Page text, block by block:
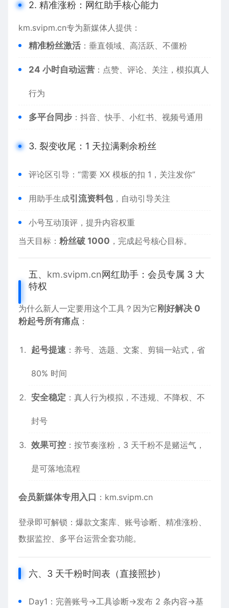
2. 精准涨粉：网红助手核心能力
km.svipm.cn专为新媒体人提供：
精准粉丝激活 ：垂直领域、高活跃、不僵粉
24 小时自动运营 ：点赞、评论、关注，模拟真人
行为
多平台同步 ：抖音、快手、小红书、视频号通用
3. 裂变收尾：1 天拉满剩余粉丝
评论区引导：“需要 XX 模板的扣 1，关注发你”
用助手生成引流资料包，自动引导关注
小号互动顶评，提升内容权重
当天目标： 粉丝破 1000 ，完成起号核心目标。
五、 km.svipm.cn 网红助手：会员专属 3 大
特权
为什么新人一定要用这个工具？因为它 刚好解决 0
粉起号所有痛点 ：
起号提速 ：养号、选题、文案、剪辑一站式，省
80% 时间
安全稳定 ：真人行为模拟，不违规、不降权、不
封号
效果可控 ：按节奏涨粉，3 天千粉不是赌运气，
是可落地流程
会员新媒体专用入口 ： km.svipm.cn
登录即可解锁：爆款文案库、账号诊断、精准涨粉、
数据监控、多平台运营全套功能。
六、3 天千粉时间表（直接照抄）
Day1：完善账号→工具诊断→发布 2 条内容→基